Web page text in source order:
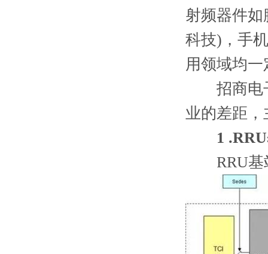
射频器件
科技)，手
用领域均
招商电子
业的差距
1 .RRU
RRU基站